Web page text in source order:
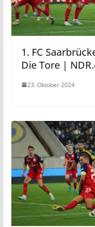
1. FC
Die Tore |
23. Oktober 2024